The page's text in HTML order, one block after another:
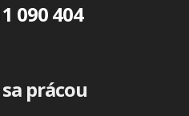
090 404
prácou